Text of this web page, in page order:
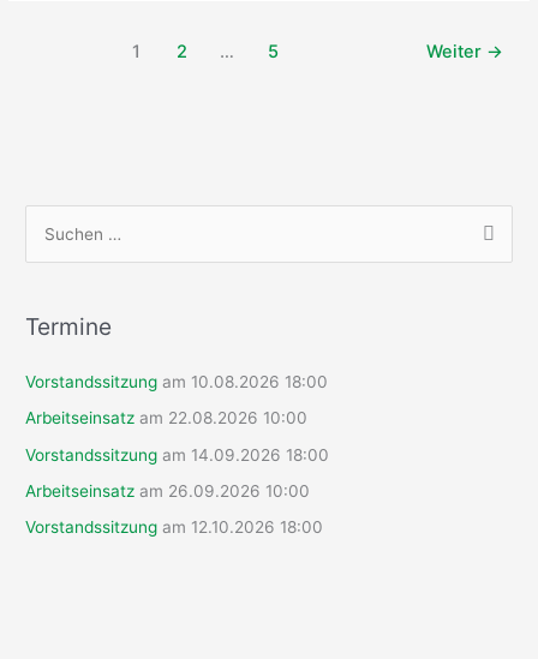
1 2 … 5 Weiter →
h
n
n
a
Termine
Vorstandssitzung am 10.08.2026 18:00
Arbeitseinsatz am 22.08.2026 10:00
Vorstandssitzung am 14.09.2026 18:00
Arbeitseinsatz am 26.09.2026 10:00
Vorstandssitzung am 12.10.2026 18:00